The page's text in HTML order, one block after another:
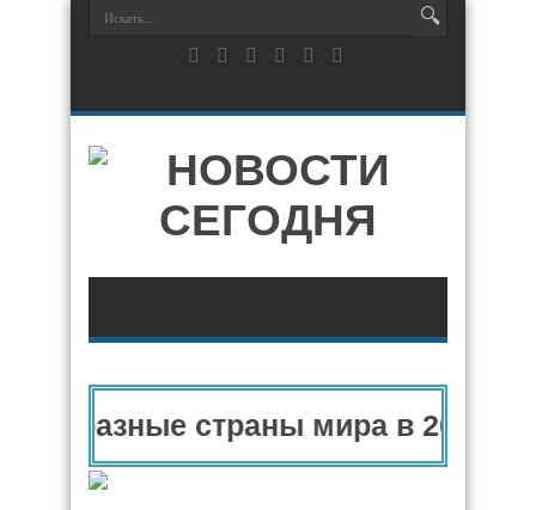
разные страны мира в 2025 году